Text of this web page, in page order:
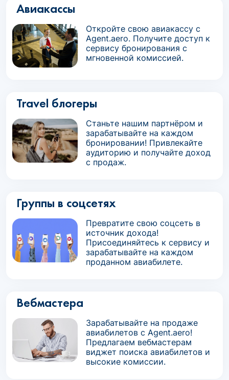
Авиакассы
Откройте свою авиакассу с
Agent.aero. Получите доступ к
сервису бронирования с
мгновенной комиссией.
Travel блогеры
Станьте нашим партнёром и
зарабатывайте на каждом
бронировании! Привлекайте
аудиторию и получайте доход
с продаж.
Группы в соцсетях
Превратите свою соцсеть в
источник дохода!
Присоединяйтесь к сервису и
зарабатывайте на каждом
проданном авиабилете.
Вебмастера
Зарабатывайте на продаже
авиабилетов с Agent.aero!
Предлагаем вебмастерам
виджет поиска авиабилетов и
высокие комиссии.